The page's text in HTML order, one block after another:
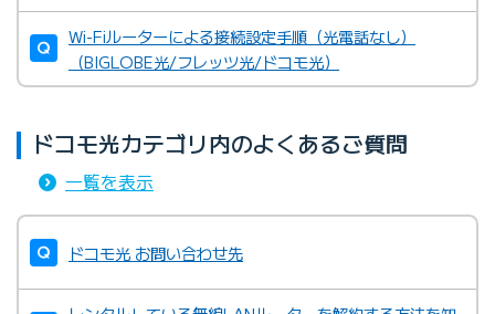
Wi-Fiルーターによる接続設定手順（光電話なし）
（BIGLOBE光/フレッツ光/ドコモ光）
ドコモ光カテゴリ内のよくあるご質問
一覧を表示
ドコモ光 お問い合わせ先